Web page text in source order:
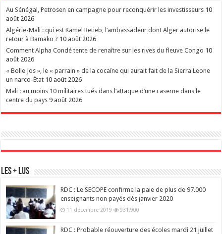
Au Sénégal, Petrosen en campagne pour reconquérir les investisseurs 10
août 2026
Algérie-Mali : qui est Kamel Retieb, l’ambassadeur dont Alger autorise le
retour à Bamako ? 10 août 2026
Comment Alpha Condé tente de renaître sur les rives du fleuve Congo 10
août 2026
« Bolle Jos », le « parrain » de la cocaïne qui aurait fait de la Sierra Leone
un narco-État 10 août 2026
Mali : au moins 10 militaires tués dans l’attaque d’une caserne dans le
centre du pays 9 août 2026
Les + Lus
RDC : Le SECOPE confirme la paie de plus de 97.000
enseignants non payés dès janvier 2020
11 décembre 2019 931,900
RDC : Probable réouverture des écoles mardi 21 juillet